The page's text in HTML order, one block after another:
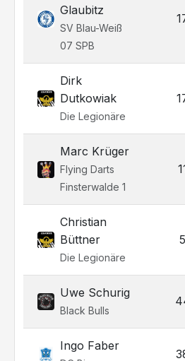
Glaubitz
SV Blau-Weiß
07 SPB
Dirk
Dutkowiak
Die Legionäre
Marc Krüger
Flying Darts
Finsterwalde 1
Christian
Büttner
Die Legionäre
5
Uwe Schurig
Black Bulls
Ingo Faber